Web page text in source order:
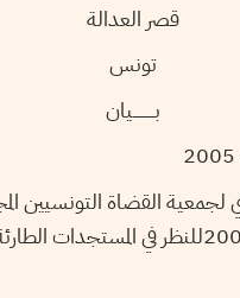
قصر العدالة
تونس
بـــــــــيان
لجمعية القضاة التونسيين
بتاريخ 29 أوت 2005للنظر في